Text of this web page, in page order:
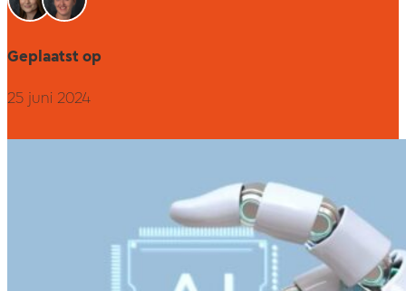
Geplaatst op
25 juni 2024